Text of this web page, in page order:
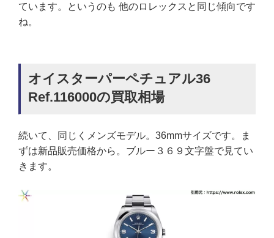
ています。というのも 他のロレックスと同じ傾向です
ね。
オイスターパーペチュアル36
Ref.116000の買取相場
続いて、同じくメンズモデル。36mmサイズです。ま
ずは新品販売価格から。ブルー３６９文字盤で見てい
きます。